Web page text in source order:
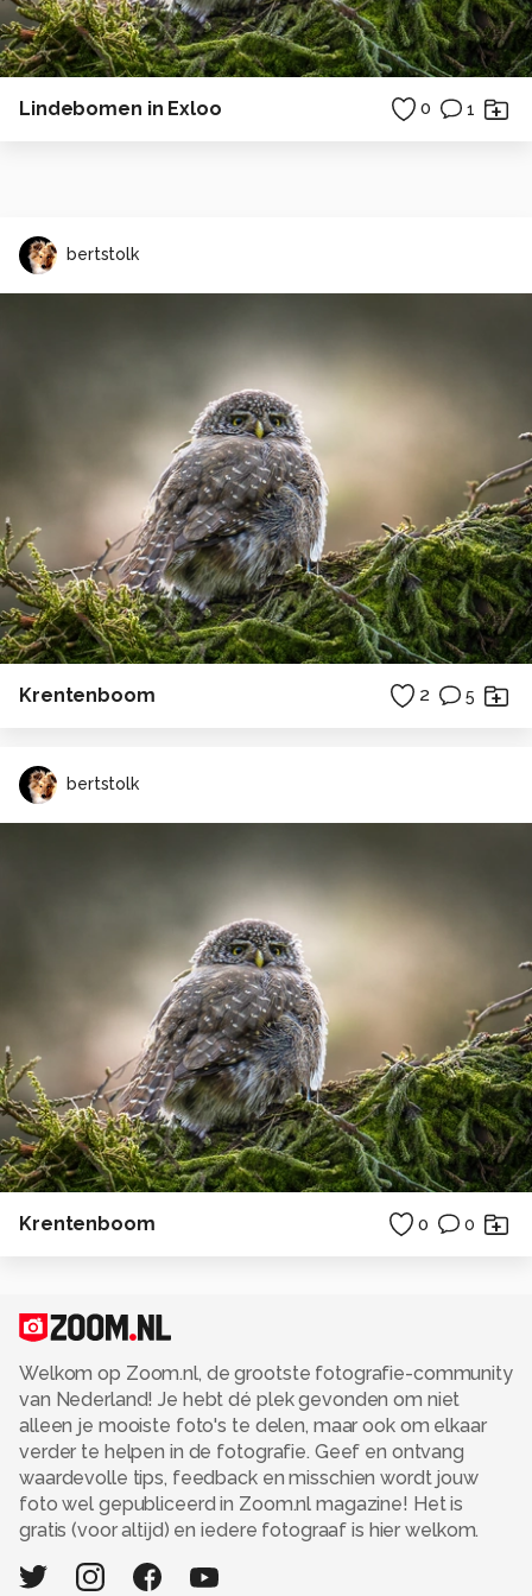
Lindebomen in Exloo 0 1
bertstolk
Krentenboom 2 5
bertstolk
Krentenboom 0 0
Welkom op Zoom.nl, de grootste fotografie-community
van Nederland! Je hebt dé plek gevonden om niet
alleen je mooiste foto's te delen, maar ook om elkaar
verder te helpen in de fotografie. Geef en ontvang
waardevolle tips, feedback en misschien wordt jouw
foto wel gepubliceerd in Zoom.nl magazine! Het is
gratis (voor altijd) en iedere fotograaf is hier welkom.